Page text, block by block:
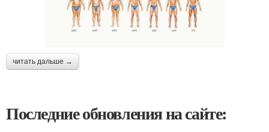
читать дальше →
Последние обновления на сайте: